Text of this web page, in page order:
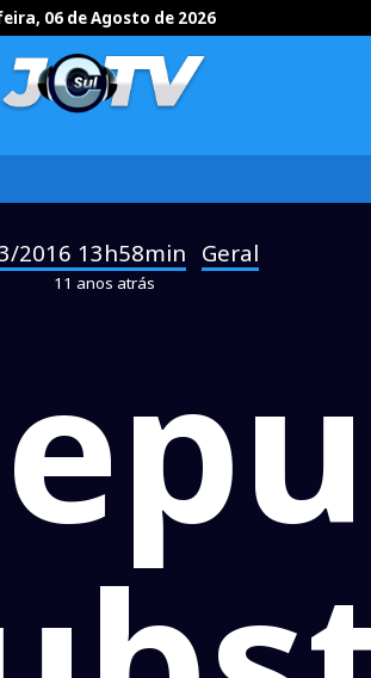
06 de Agosto de 2026
2016 13h58min Geral
11 anos atrás